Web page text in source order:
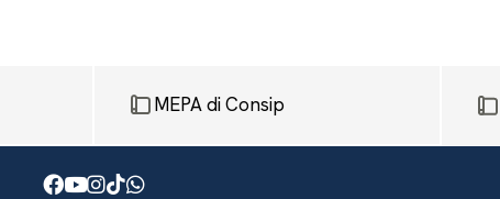
MEPA di Consip
Facebook
Youtube
Instagram
TikTok
WhatsApp